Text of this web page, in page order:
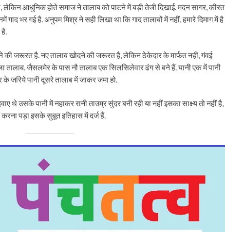
लेकिन आधुनिक होते समाज ने तालाब को पाटने में बड़ी तेजी दिखाई. मदन सागर, कीरत
भर गई है. अनुपम मिश्र ने सही लिखा था कि गाद तालाबों में नहीं, हमारे दिमाग में है
की जरूरत है. नए तालाब खोदने की जरूरत है, लेकिन ठेकेदार के मार्फत नहीं, गंवई
तालाब. जैसलमेर के पास नौ तालाब एक सिलसिलेवार ढंग से बने हैं. यानी एक में पानी
के जरिये पानी दूसरे तालाब में जाकर जमा हो.
थे उसके पानी में नहाकर रानी ताउम्र सुंदर बनी रही या नहीं इसका साक्ष्य तो नहीं है,
पड़ा इसके सुबूत इतिहास में दर्ज हैं.